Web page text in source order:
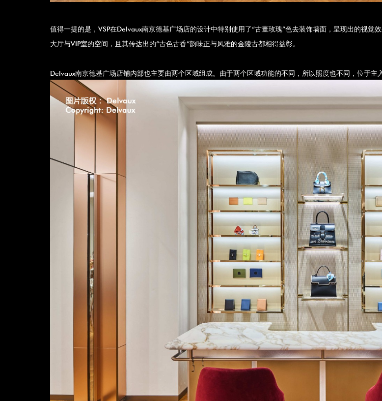
值得一提的是，VSP在Delvaux南京德基广场店的设计中特别使用了“古董玫瑰”色去装饰墙面，呈现出的视觉
大厅与VIP室的空间，且其传达出的“古色古香”韵味正与风雅的金陵古都相得益彰。
Delvaux南京德基广场店铺内部也主要由两个区域组成。由于两个区域功能的不同，所以照度也不同，位于主